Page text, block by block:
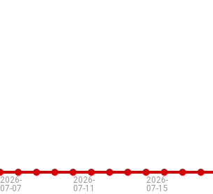
2026-
07-07
2026-
07-11
2026-
07-15